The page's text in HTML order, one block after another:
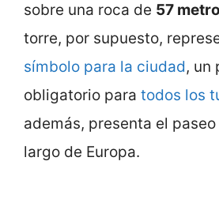
sobre una roca de 57
torre, por supuesto,
símbolo para la ciudad, un
obligatorio para todos los
además, presenta el
largo de Europa.